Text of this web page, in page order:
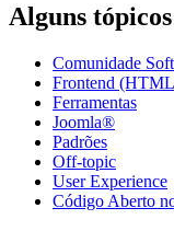
Alguns
Comunidade
Frontend
Ferramentas
Joomla®
Padrões
Off-topic
User Experience
Código Aberto